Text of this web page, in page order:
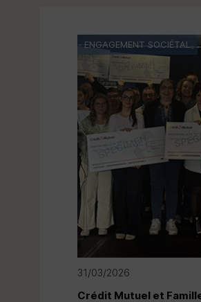
31/03/2026
Crédit Mutuel et
ENGAGEMENT SOCIÉTAL